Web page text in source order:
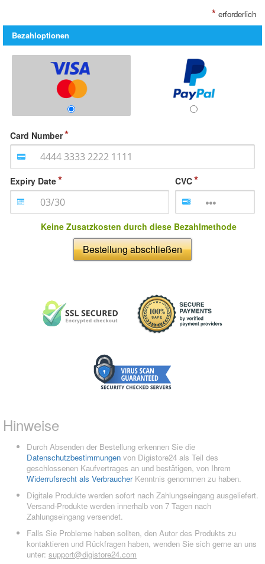
* erforderlich
Bezahloptionen
Card Number
Expiry Date CVC
Keine Zusatzkosten durch diese Bezahlmethode
Bestellung abschließen
Hinweise
Durch Absenden der Bestellung erkennen Sie die
Datenschutzbestimmungen von Digistore24 als Teil des
geschlossenen Kaufvertrages an und bestätigen, von Ihrem
Widerrufsrecht als VerbraucherKenntnis genommen zu haben.
Digitale Produkte werden sofort nach Zahlungseingang ausgeliefert.
Versand-Produkte werden innerhalb von 7 Tagen nach
Zahlungseingang versendet.
Falls Sie Probleme haben sollten, den Autor des Produkts zu
kontaktieren und Rückfragen haben, wenden Sie sich gerne an uns
unter: support@digistore24.com